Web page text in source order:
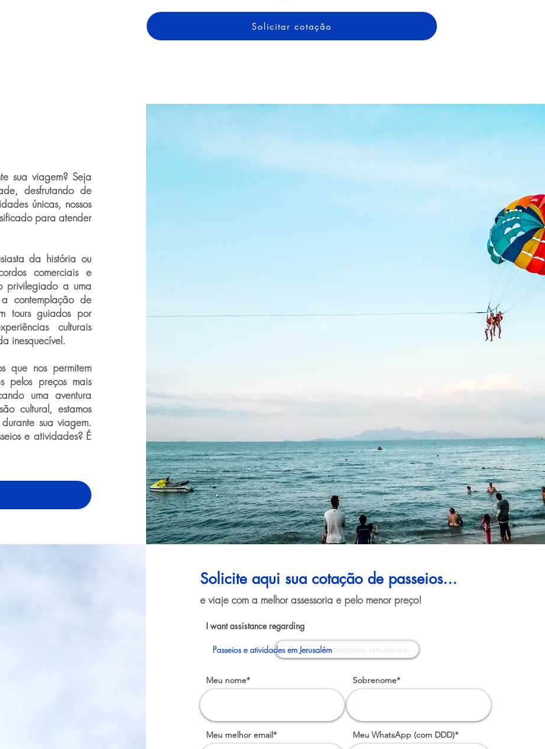
Solicitar cotação
sua viagem? Seja
desfrutando de
únicas, nossos
para atender
da história ou
comerciais e
privilegiado a uma
contemplação de
tours guiados por
culturais
inesquecível.
que nos permitem
pelos preços mais
uma aventura
cultural, estamos
sua viagem.
e atividades? É
Solicite aqui sua cotação de passeios...
e viaje com a melhor assessoria e pelo menor preço!
I want assistance regarding
Passeios e atividades em Jerusalém
Meu nome* Sobrenome*
Meu melhor email* Meu WhatsApp (com DDD)*